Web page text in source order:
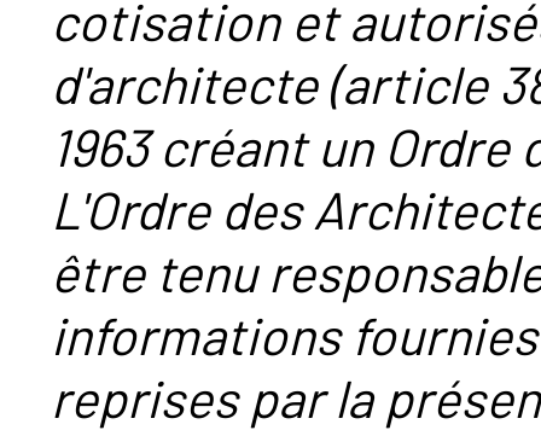
cotisation et
d'architecte (article
1963 créant un
L'Ordre des
être tenu
informations
reprises par la